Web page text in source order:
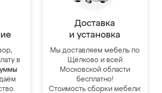
в
Доставка
и установка
Мы доставляем мебель по
Щёлково и всей
Московской области
бесплатно!
Стоимость сборки мебели: